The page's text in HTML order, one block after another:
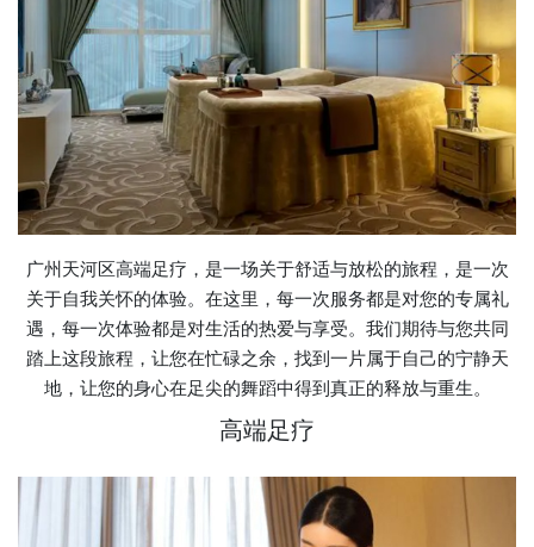
广州天河区高端足疗，是一场关于舒适与放松的旅程，是一次
关于自我关怀的体验。在这里，每一次服务都是对您的专属礼
遇，每一次体验都是对生活的热爱与享受。我们期待与您共同
踏上这段旅程，让您在忙碌之余，找到一片属于自己的宁静天
地，让您的身心在足尖的舞蹈中得到真正的释放与重生。
高端足疗